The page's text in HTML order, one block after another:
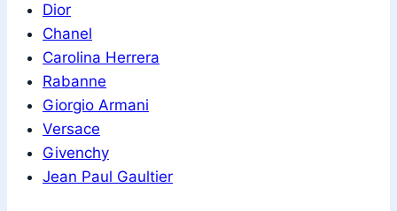
Dior
Chanel
Carolina Herrera
Rabanne
Giorgio Armani
Versace
Givenchy
Jean Paul Gaultier